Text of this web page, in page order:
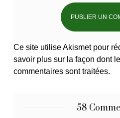
Ce site utilise Akismet pour
savoir plus sur la façon dont
commentaires sont traitées.
58